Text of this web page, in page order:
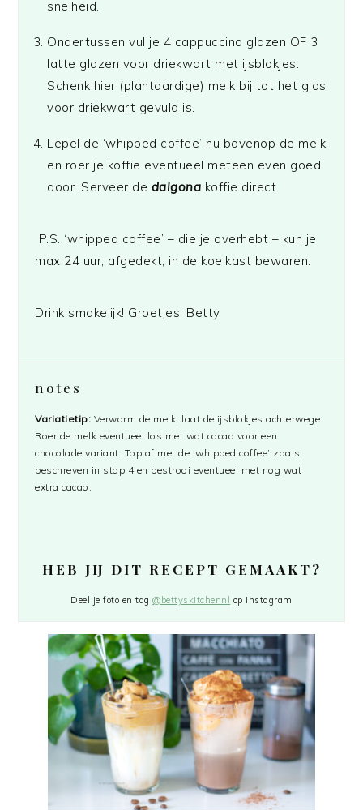
snelheid.
Ondertussen vul je 4 cappuccino glazen OF 3
latte glazen voor driekwart met ijsblokjes.
Schenk hier (plantaardige) melk bij tot het glas
voor driekwart gevuld is.
Lepel de ‘whipped coffee’ nu bovenop de melk
en roer je koffie eventueel meteen even goed
door. Serveer de dalgona koffie direct.
P.S. ‘whipped coffee’ – die je overhebt – kun je
max 24 uur, afgedekt, in de koelkast bewaren.
Drink smakelijk! Groetjes, Betty
notes
Variatietip: Verwarm de melk, laat de ijsblokjes achterwege.
Roer de melk eventueel los met wat cacao voor een
chocolade variant. Top af met de ‘whipped coffee’ zoals
beschreven in stap 4 en bestrooi eventueel met nog wat
extra cacao.
HEB JIJ DIT RECEPT GEMAAKT?
Deel je foto en tag@bettyskitchennl op Instagram